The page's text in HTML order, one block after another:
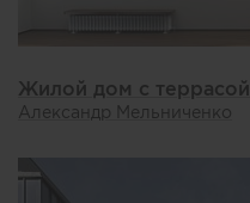
Жилой дом с террасой
Александр Мельниченко